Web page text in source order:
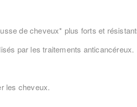
de cheveux* plus forts et
par les traitements anticancéreux.
les cheveux.